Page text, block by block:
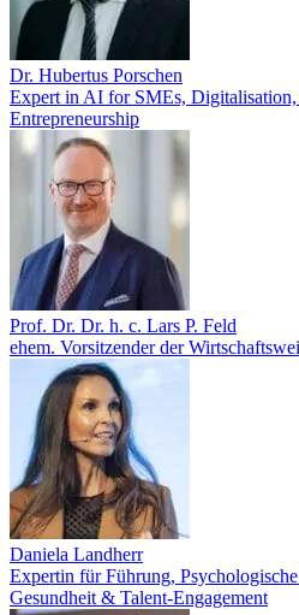
Dr. Hubertus Porschen
Expert in AI for SMEs,
Entrepreneurship
Prof. Dr. Dr. h. c. Lars P. Feld
ehem. Vorsitzender der
Daniela Landherr
Expertin für Führung,
Gesundheit & Talent-Engagement